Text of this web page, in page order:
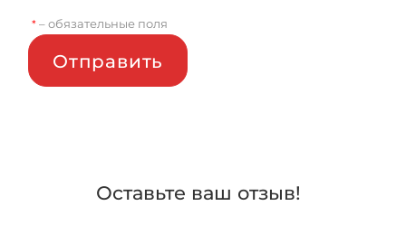
Отправить
* – обязательные поля
Оставьте ваш отзыв!